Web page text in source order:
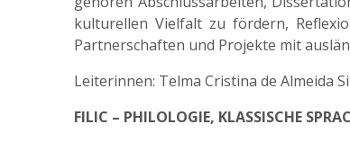
kulturellen Vielfalt zu fördern,
Partnerschaften und Projekte mit
Leiterinnen: Telma Cristina de Almeida
FILIC – PHILOLOGIE, KLASSISCHE